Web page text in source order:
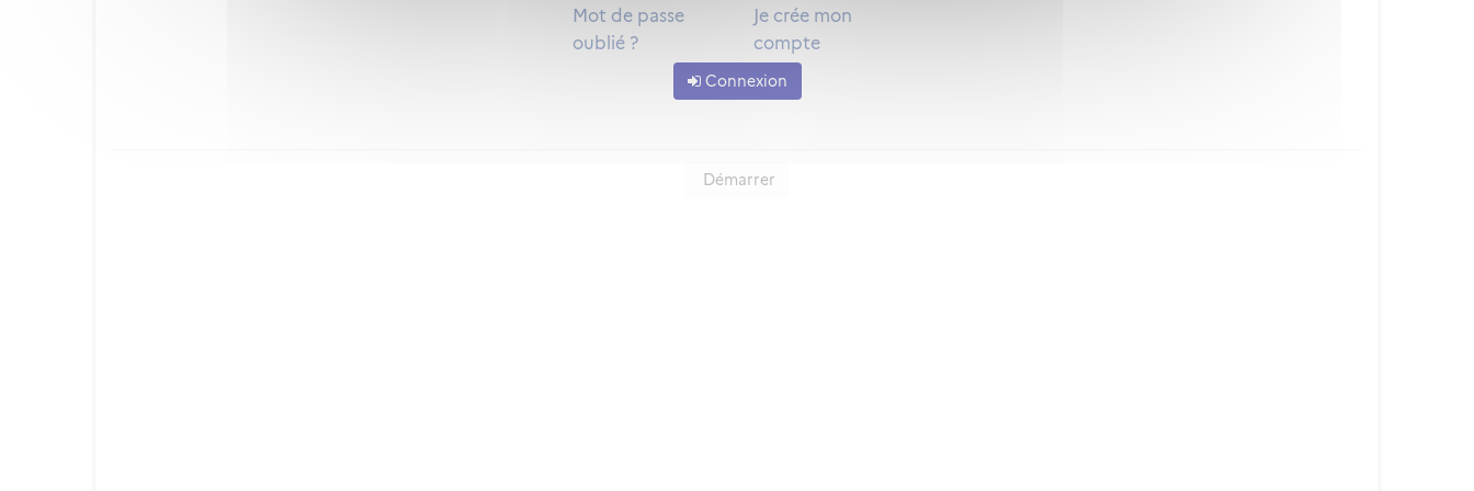
Mot de passe
oublié ?
Je crée mon
compte
Connexion
Démarrer